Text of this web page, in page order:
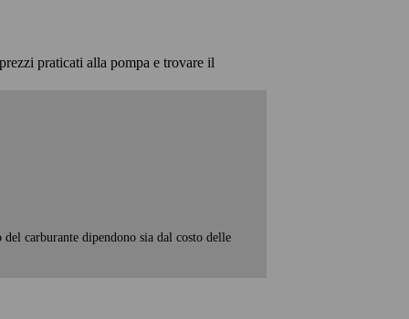
praticati alla pompa e trovare il
carburante dipendono sia dal costo delle